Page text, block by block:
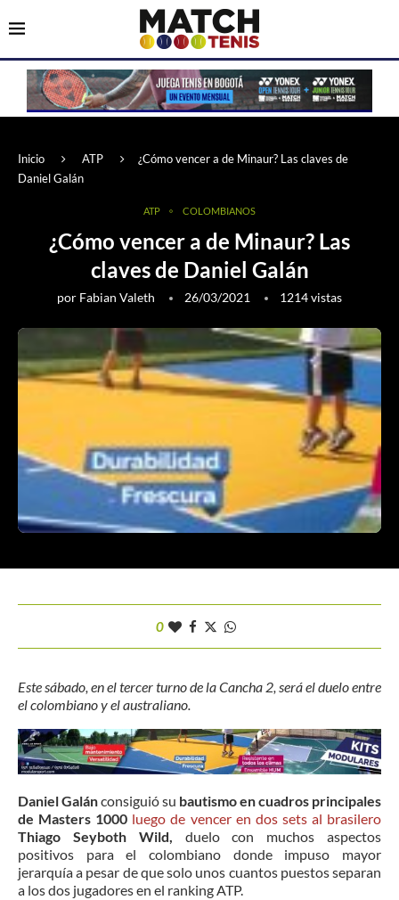
Inicio ATP
¿Cómo vencer a de Minaur? Las claves de
Daniel Galán
ATP COLOMBIANOS
¿Cómo vencer a de Minaur? Las
claves de Daniel Galán
por Fabian Valeth 26/03/2021 1214vistas
0
Este sábado, en el tercer turno de la Cancha 2, será el duelo entre
el colombiano y el australiano.
Daniel Galánconsiguió su bautismo en cuadros principales
de Masters 1000 luego de vencer en dos sets al brasilero
Thiago Seyboth Wild,
duelo con muchos aspectos
positivos para el colombiano donde impuso mayor
jerarquía a pesar de que solo unos cuantos puestos separan
a los dos jugadores en el ranking ATP.